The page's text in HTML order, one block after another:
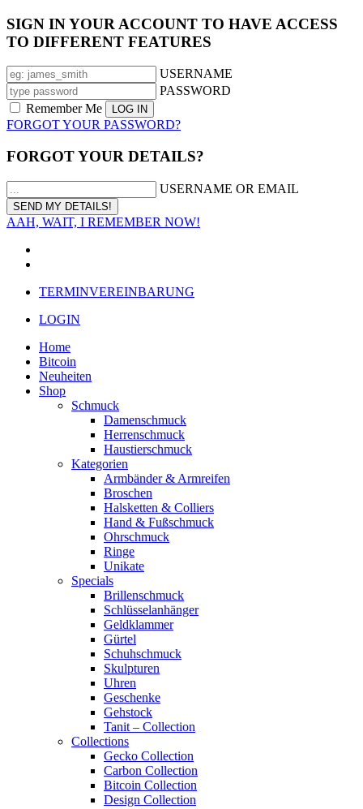
SIGN IN YOUR ACCOUNT TO HAVE ACCESS
TO DIFFERENT FEATURES
USERNAME
PASSWORD
Remember Me
FORGOT YOUR PASSWORD?
FORGOT YOUR DETAILS?
USERNAME OR EMAIL
AAH, WAIT, I REMEMBER NOW!
TERMINVEREINBARUNG
LOGIN
Home
Bitcoin
Neuheiten
Shop
Schmuck
Damenschmuck
Herrenschmuck
Haustierschmuck
Kategorien
Armbänder & Armreifen
Broschen
Halsketten & Colliers
Hand & Fußschmuck
Ohrschmuck
Ringe
Unikate
Specials
Brillenschmuck
Schlüsselanhänger
Geldklammer
Gürtel
Schuhschmuck
Skulpturen
Uhren
Geschenke
Gehstock
Tanit – Collection
Collections
Gecko Collection
Carbon Collection
Bitcoin Collection
Design Collection